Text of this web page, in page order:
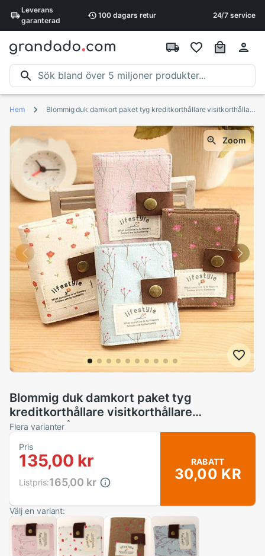
Leverans
garanterad
100 dagars retur 24/7 service
Hem Blommig duk damkort paket tyg kreditkorthållare visitkorthållare damkorthållare väska
Zoom
Blommig duk damkort paket tyg
kreditkorthållare visitkorthållare
damkorthållare väska
Flera varianter
Pris
135,00 kr
Listpris:165,00 kr
RABATT
30,00 KR
Välj en variant: